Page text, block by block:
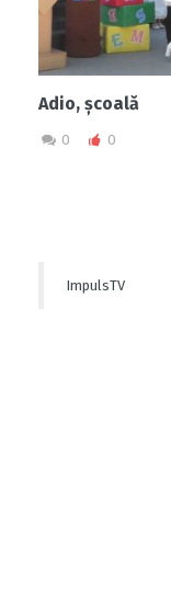
Adio, școală
0 0
ImpulsTV